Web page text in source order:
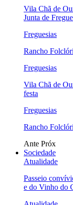
Vila Chã de
Junta de
Freguesias
Rancho
Freguesias
Vila Chã de
festa
Freguesias
Rancho
Ante Próx
Sociedade
Atualidade
Passeio
e do Vinho do